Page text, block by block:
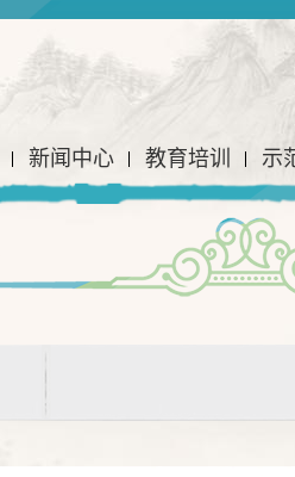
新闻中心 教育培训 示